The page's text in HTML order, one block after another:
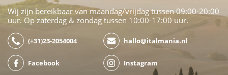
Wij zijn bereikbaar van maandag/vrijdag tussen 09:00-20:00
uur. Op zaterdag & zondag tussen 10:00-17:00 uur.
(+31)23-2054004 hallo@italmania.nl
Facebook Instagram